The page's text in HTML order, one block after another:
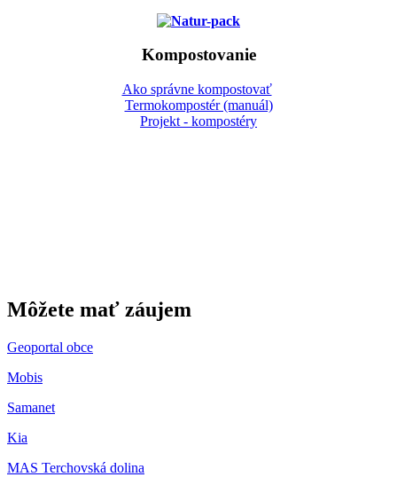
Kompostovanie
Ako správne kompostovať
Termokompostér (manuál)
Projekt - kompostéry
Môžete mať záujem
Geoportal obce
Mobis
Samanet
Kia
MAS Terchovská dolina